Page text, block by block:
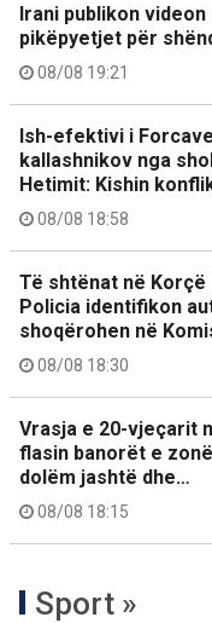
Irani publikon
pikëpyetjet për
08/08 19:21
Ish-efektivi i
kallashnikov nga
Hetimit: Kishin
08/08 18:58
Të shtënat në
Policia identifikon
shoqërohen në
08/08 18:30
Vrasja e 20-vjeçarit
flasin banorët e
dolëm jashtë dhe…
08/08 18:15
Sport »